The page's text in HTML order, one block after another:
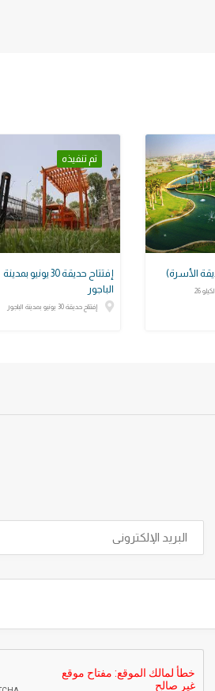
تم تنفيذه
إفتتاح حديقة 30 يونيو بمدينة
الباجور
إفتتاح حديقة 30 يونيو بمدينة الباجور
الأسرة)